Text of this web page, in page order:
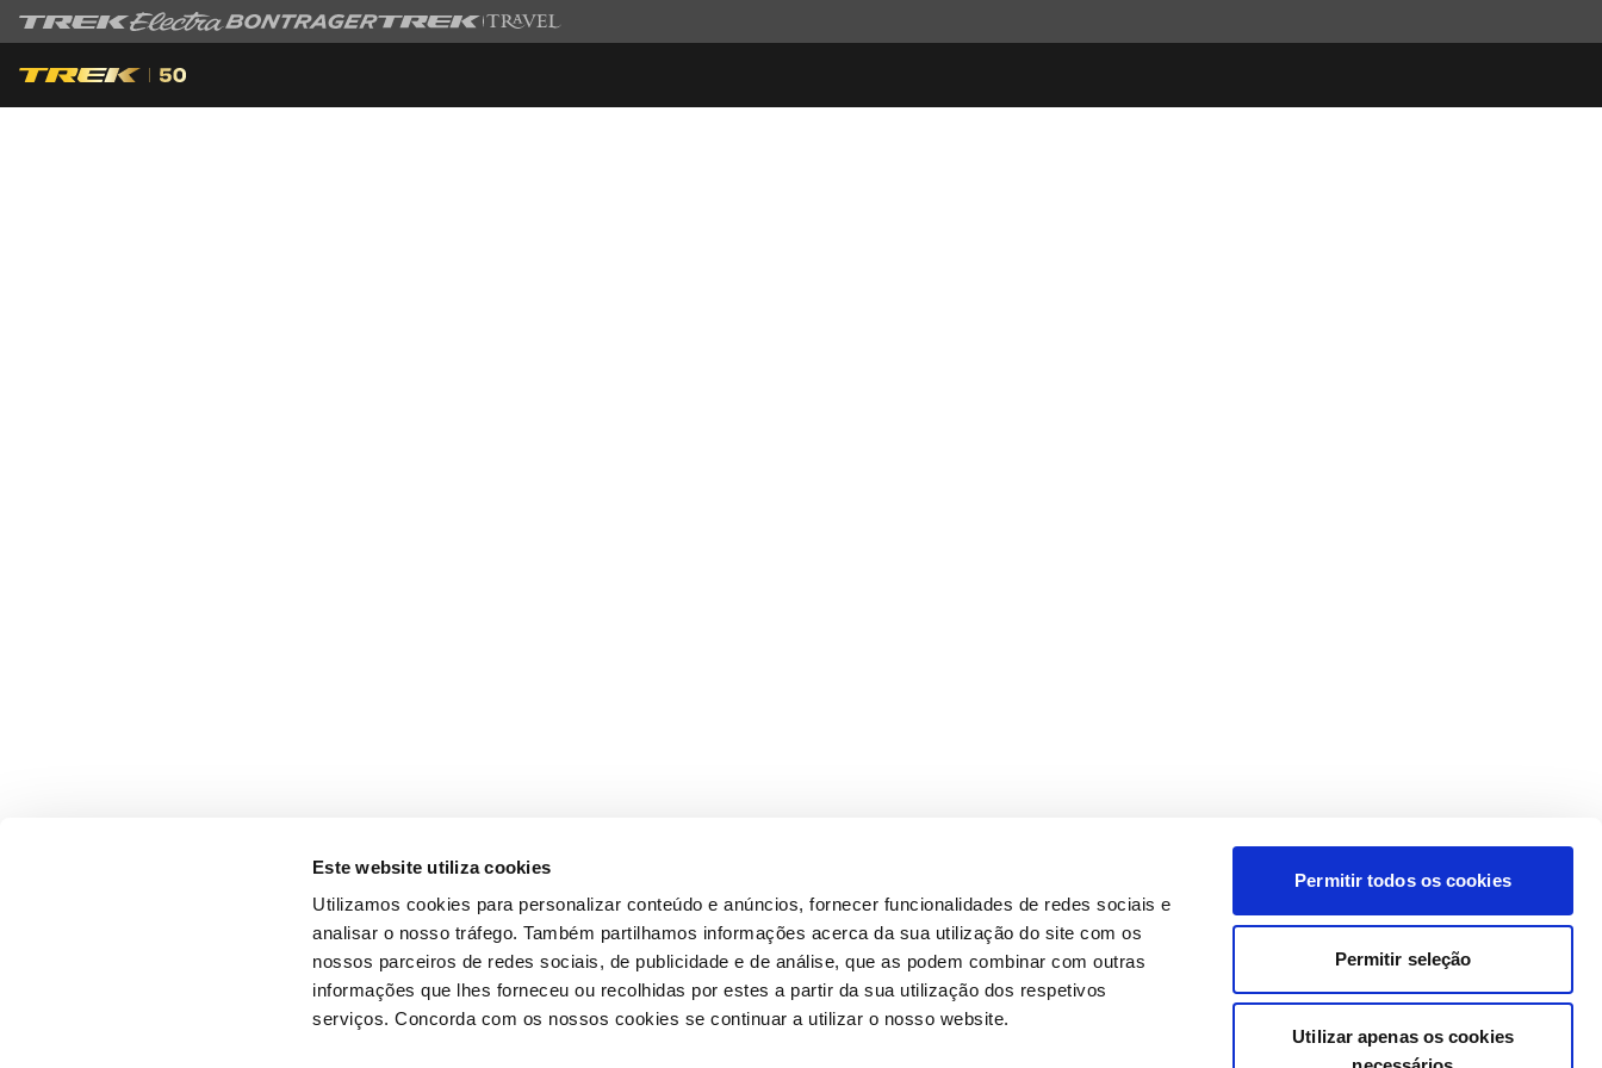
Este website utiliza cookies
Utilizamos cookies para personalizar conteúdo e anúncios, fornecer funcionalidades de redes sociais e
analisar o nosso tráfego. Também partilhamos informações acerca da sua utilização do site com os
nossos parceiros de redes sociais, de publicidade e de análise, que as podem combinar com outras
informações que lhes forneceu ou recolhidas por estes a partir da sua utilização dos respetivos
serviços. Concorda com os nossos cookies se continuar a utilizar o nosso website.
Permitir todos os cookies
Permitir seleção
Utilizar apenas os cookies